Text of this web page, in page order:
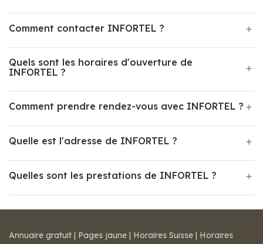
Comment contacter INFORTEL ?
Quels sont les horaires d'ouverture de
INFORTEL ?
Comment prendre rendez-vous avec INFORTEL ?
Quelle est l'adresse de INFORTEL ?
Quelles sont les prestations de INFORTEL ?
Annuaire gratuit | Pages jaune | Horaires Suisse | Horaires